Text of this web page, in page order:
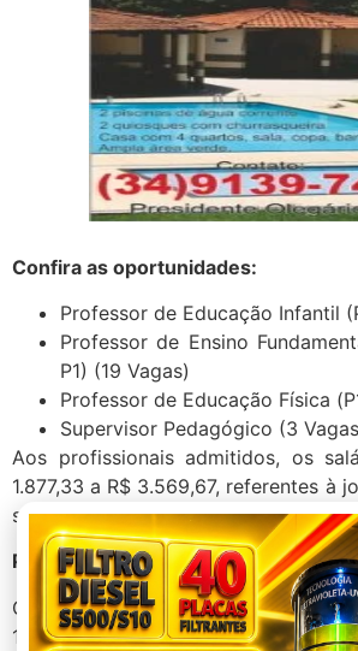
Confira as oportunidades:
Professor de Educação Infantil
Professor de Ensino
P1) (19 Vagas)
Professor de Educação Física
Supervisor Pedagógico (3
Aos profissionais admitidos, os
1.877,33 a R$ 3.569,67, referentes à
semanais.
Procedimentos para participação
Os interessados podem se inscrever
16 de novembro de 2025, de forma